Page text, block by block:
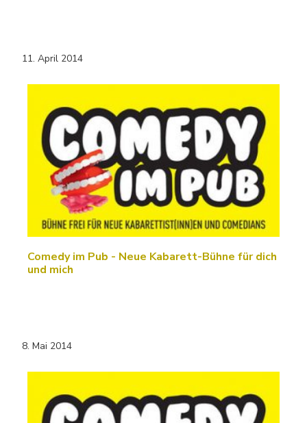
11. April 2014
Comedy im Pub - Neue Kabarett-Bühne für dich
und mich
8. Mai 2014